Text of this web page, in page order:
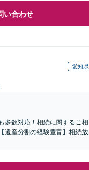
い合わせ
愛知県
多数対応！相続に関するご相
遺産分割の経験豊富】相続放